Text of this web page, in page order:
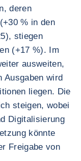
deren
% in den
stiegen
(+17 %). Im
ausweiten,
Ausgaben wird
liegen. Die
steigen, wobei
Digitalisierung
könnte
Freigabe von